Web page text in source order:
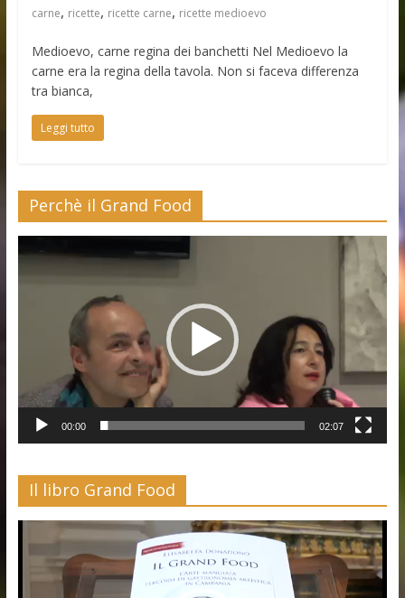
carne, ricette, ricette carne, ricette medioevo
Medioevo, carne regina dei banchetti Nel Medioevo la
carne era la regina della tavola. Non si faceva differenza
tra bianca,
Leggi tutto
Perchè il Grand Food
00:00 02:07
Il libro Grand Food
Player